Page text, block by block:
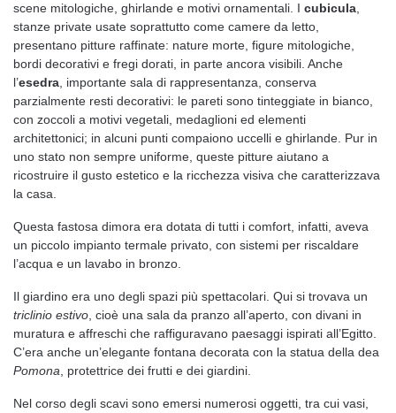
scene mitologiche, ghirlande e motivi ornamentali. I cubicula
stanze private usate soprattutto come camere da letto,
presentano pitture raffinate: nature morte, figure mitologiche,
bordi decorativi e fregi dorati, in parte ancora visibili. Anche
l’esedra , importante sala di rappresentanza, conserva
parzialmente resti decorativi: le pareti sono tinteggiate in bianco,
con zoccoli a motivi vegetali, medaglioni ed elementi
architettonici; in alcuni punti compaiono uccelli e ghirlande. Pur in
uno stato non sempre uniforme, queste pitture aiutano a
ricostruire il gusto estetico e la ricchezza visiva che caratterizzava
la casa.
Questa fastosa dimora era dotata di tutti i comfort, infatti, aveva
un piccolo impianto termale privato, con sistemi per riscaldare
l’acqua e un lavabo in bronzo.
Il giardino era uno degli spazi più spettacolari. Qui si trovava un
triclinio estivo , cioè una sala da pranzo all’aperto, con divani in
muratura e affreschi che raffiguravano paesaggi ispirati all’Egitto.
C’era anche un’elegante fontana decorata con la statua della dea
Pomona , protettrice dei frutti e dei giardini.
Nel corso degli scavi sono emersi numerosi oggetti, tra cui vasi,